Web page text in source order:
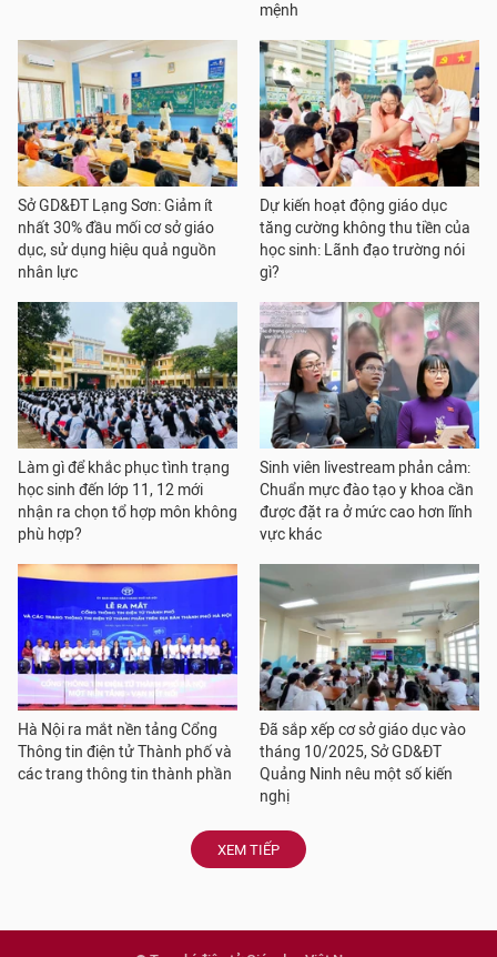
mệnh
Sở GD&ĐT Lạng Sơn: Giảm ít
nhất 30% đầu mối cơ sở giáo
dục, sử dụng hiệu quả nguồn
nhân lực
Dự kiến hoạt động giáo dục
tăng cường không thu tiền của
học sinh: Lãnh đạo trường nói
gì?
Làm gì để khắc phục tình trạng
học sinh đến lớp 11, 12 mới
nhận ra chọn tổ hợp môn không
phù hợp?
Sinh viên livestream phản cảm:
Chuẩn mực đào tạo y khoa cần
được đặt ra ở mức cao hơn lĩnh
vực khác
Hà Nội ra mắt nền tảng Cổng
Thông tin điện tử Thành phố và
các trang thông tin thành phần
Đã sắp xếp cơ sở giáo dục vào
tháng 10/2025, Sở GD&ĐT
Quảng Ninh nêu một số kiến
nghị
XEM TIẾP